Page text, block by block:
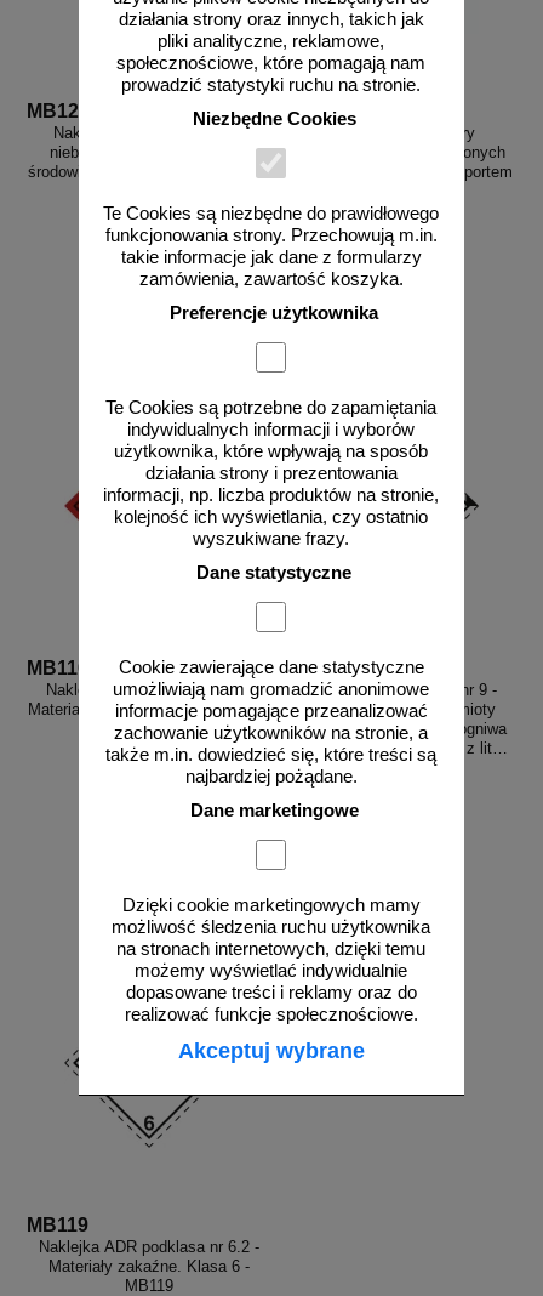
działania strony oraz innych, takich jak
pliki analityczne, reklamowe,
społecznościowe, które pomagają nam
prowadzić statystyki ruchu na stronie.
Niezbędne Cookies
Te Cookies są niezbędne do prawidłowego
funkcjonowania strony. Przechowują m.in.
takie informacje jak dane z formularzy
zamówienia, zawartość koszyka.
Preferencje użytkownika
Te Cookies są potrzebne do zapamiętania
indywidualnych informacji i wyborów
użytkownika, które wpływają na sposób
działania strony i prezentowania
informacji, np. liczba produktów na stronie,
kolejność ich wyświetlania, czy ostatnio
wyszukiwane frazy.
Dane statystyczne
Cookie zawierające dane statystyczne
umożliwiają nam gromadzić anonimowe
informacje pomagające przeanalizować
zachowanie użytkowników na stronie, a
także m.in. dowiedzieć się, które treści są
najbardziej pożądane.
Dane marketingowe
Dzięki cookie marketingowych mamy
możliwość śledzenia ruchu użytkownika
na stronach internetowych, dzięki temu
możemy wyświetlać indywidualnie
dopasowane treści i reklamy oraz do
realizować funkcje społecznościowe.
Akceptuj wybrane
MB127
Naklejka ADR - Substancja
niebezpieczna szkodliwa dla
środowiska, ryba, drzewo - MB127
od 2,28 zł
1,85 zł netto
MB131
Naklejka ADR - Towary
niebezpieczne w ograniczonych
ilościach przewożone transportem
od 2,28 zł
1,85 zł netto
MB110
Naklejka ADR podklasa nr 3 -
Materiały ciekłe zapalne. Klasa 3 -
MB110
do koszyka
MB126a
Naklejka ADR podklasa nr 9 -
Różne materiały i przedmioty
niebezpieczne. Klasa 9 - ogniwa
akumulatory litowo-jonowe, z litem
metalicznym - MB126a
do koszyka
MB119
Naklejka ADR podklasa nr 6.2 -
Materiały zakaźne. Klasa 6 -
MB119